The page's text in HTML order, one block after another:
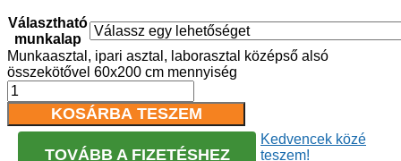
Választható
munkalap
Munkaasztal, ipari asztal, laborasztal középső alsó
összekötővel 60x200 cm mennyiség
KOSÁRBA TESZEM
TOVÁBB A FIZETÉSHEZ
Kedvencek közé
teszem!